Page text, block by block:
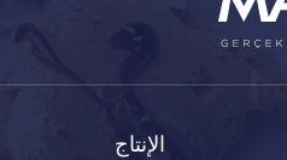
الإنتاج